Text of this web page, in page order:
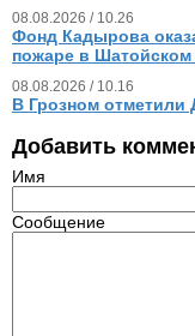
08.08.2026 / 10.26
Фонд Кадырова
пожаре в Шатойском
08.08.2026 / 10.16
В Грозном отметили
Добавить
Имя
Сообщение